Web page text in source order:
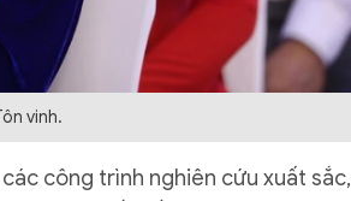
vinh.
công trình nghiên cứu xuất sắc,